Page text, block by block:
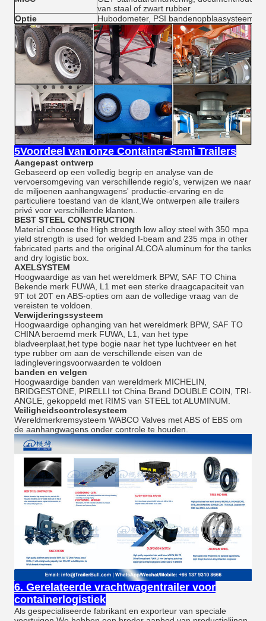
van staal of zwart rubber
Optie
Hubodometer, PSI bandenopblaasysteem
5Voordeel van onze Container Semi Trailers
Aangepast ontwerp
Gebaseerd op een volledig begrip en analyse van de
vervoersomgeving van verschillende regio's, verwijzen we naar
de miljoenen aanhangwagens' productie-ervaring en de
particuliere toestand van de klant,We ontwerpen alle trailers
privé voor verschillende klanten..
BEST STEEL CONSTRUCTION
Material choose the High strength low alloy steel with 350 mpa
yield strength is used for welded I-beam and 235 mpa in other
fabricated parts and the original ALCOA aluminum for the tanks
and dry logistic box.
AXELSYSTEM
Hoogwaardige as van het wereldmerk BPW, SAF TO China
Bekende merk FUWA, L1 met een sterke draagcapaciteit van
9T tot 20T en ABS-opties om aan de volledige vraag van de
vereisten te voldoen.
Verwijderingssysteem
Hoogwaardige ophanging van het wereldmerk BPW, SAF TO
CHINA beroemd merk FUWA, L1, van het type
bladveerplaat,het type bogie naar het type luchtveer en het
type rubber om aan de verschillende eisen van de
ladingleveringsvoorwaarden te voldoen
banden en velgen
Hoogwaardige banden van wereldmerk MICHELIN,
BRIDGESTONE, PIRELLI tot China Brand DOUBLE COIN, TRI-
ANGLE, gekoppeld met RIMS van STEEL tot ALUMINUM.
Veiligheidscontrolesysteem
Wereldmerkremsysteem WABCO Valves met ABS of EBS om
de aanhangwagens onder controle te houden.
6. Gerelateerde vrachtwagentrailer voor
containerlogistiek
Als gespecialiseerde fabrikant en exporteur van speciale